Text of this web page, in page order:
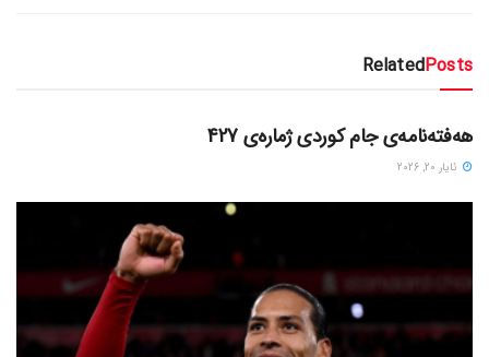
RelatedPosts
دسته‌بندی نشده
هەفتەنامەی جام کوردی ژمارەی 427
ئایار 20, 2026